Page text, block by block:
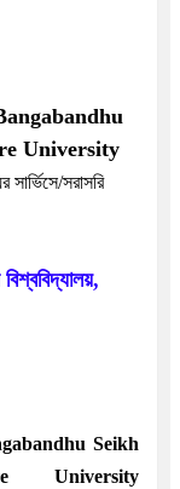
(Bangabandhu
University
সরাসরি
Seikh
University